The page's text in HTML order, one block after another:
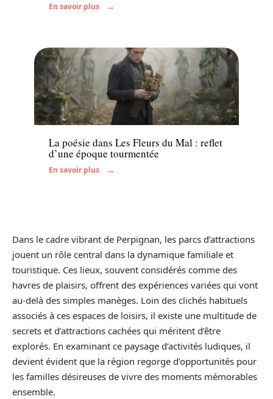
En savoir plus
Enfant
La poésie dans Les Fleurs du Mal : reflet
d’une époque tourmentée
En savoir plus
Dans le cadre vibrant de Perpignan, les parcs d’attractions
jouent un rôle central dans la dynamique familiale et
touristique. Ces lieux, souvent considérés comme des
havres de plaisirs, offrent des expériences variées qui vont
au-delà des simples manèges. Loin des clichés habituels
associés à ces espaces de loisirs, il existe une multitude de
secrets et d’attractions cachées qui méritent d’être
explorés. En examinant ce paysage d’activités ludiques, il
devient évident que la région regorge d’opportunités pour
les familles désireuses de vivre des moments mémorables
ensemble.